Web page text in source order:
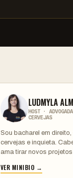
LUDMYLA
HOST ·
CERVEJAS
Sou bacharel em
cervejas e inquieta.
ama tirar novos
VER MINIBIO →